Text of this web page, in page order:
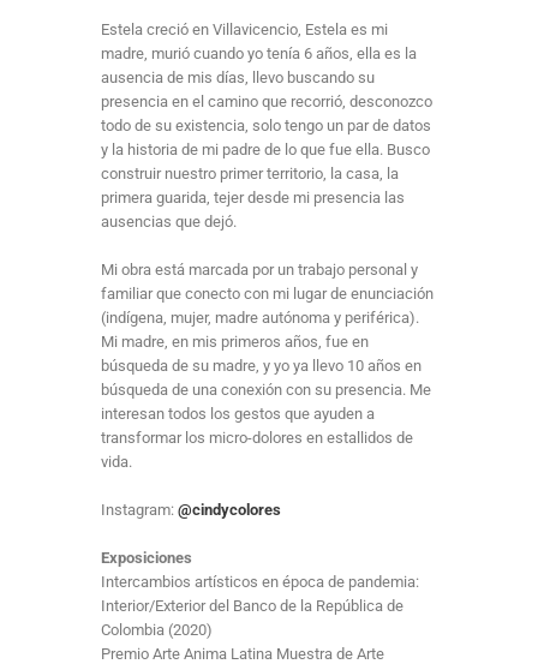
Estela creció en Villavicencio, Estela es mi
madre, murió cuando yo tenía 6 años, ella es la
ausencia de mis días, llevo buscando su
presencia en el camino que recorrió, desconozco
todo de su existencia, solo tengo un par de datos
y la historia de mi padre de lo que fue ella. Busco
construir nuestro primer territorio, la casa, la
primera guarida, tejer desde mi presencia las
ausencias que dejó.
Mi obra está marcada por un trabajo personal y
familiar que conecto con mi lugar de enunciación
(indígena, mujer, madre autónoma y periférica).
Mi madre, en mis primeros años, fue en
búsqueda de su madre, y yo ya llevo 10 años en
búsqueda de una conexión con su presencia. Me
interesan todos los gestos que ayuden a
transformar los micro-dolores en estallidos de
vida.
Instagram: @cindycolores
Exposiciones
Intercambios artísticos en época de pandemia:
Interior/Exterior del Banco de la República de
Colombia (2020)
Premio Arte Anima Latina Muestra de Arte